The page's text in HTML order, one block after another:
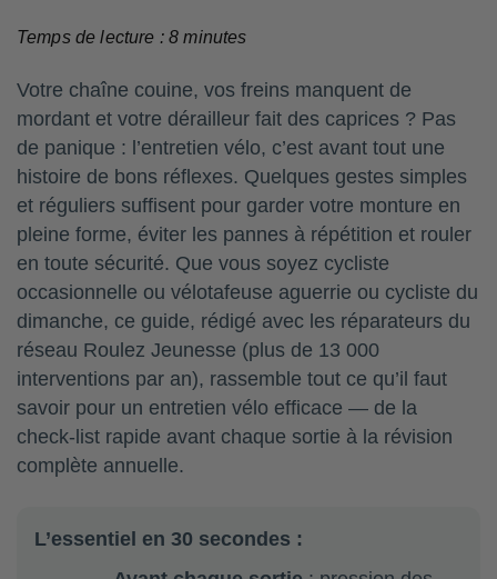
Temps de lecture :8 minutes
Votre chaîne couine, vos freins manquent de
mordant et votre dérailleur fait des caprices ? Pas
de panique : l’entretien vélo, c’est avant tout une
histoire de bons réflexes. Quelques gestes simples
et réguliers suffisent pour garder votre monture en
pleine forme, éviter les pannes à répétition et rouler
en toute sécurité. Que vous soyez cycliste
occasionnelle ou vélotafeuse aguerrie ou cycliste du
dimanche, ce guide, rédigé avec les réparateurs du
réseau Roulez Jeunesse (plus de 13 000
interventions par an), rassemble tout ce qu’il faut
savoir pour un entretien vélo efficace — de la
check-list rapide avant chaque sortie à la révision
complète annuelle.
L’essentiel en 30 secondes :